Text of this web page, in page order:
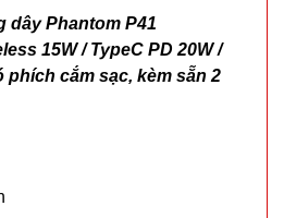
dây Phantom P41
15W / TypeC PD 20W /
phích cắm sạc, kèm sẵn 2